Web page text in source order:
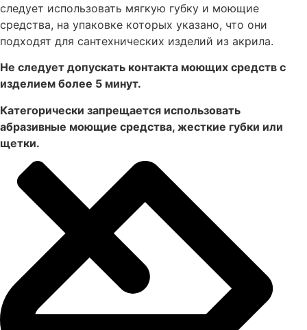
следует использовать мягкую губку и моющие
средства, на упаковке которых указано, что они
подходят для сантехнических изделий из акрила.
Не следует допускать контакта моющих средств с
изделием более 5 минут.
Категорически запрещается использовать
абразивные моющие средства, жесткие губки или
щетки.